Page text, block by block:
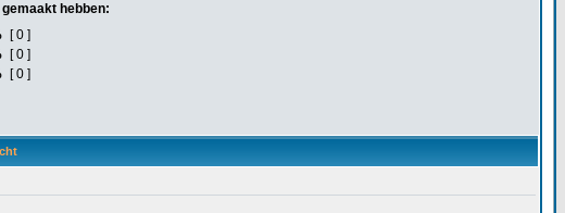
hebben:
[ 0 ]
[ 0 ]
[ 0 ]